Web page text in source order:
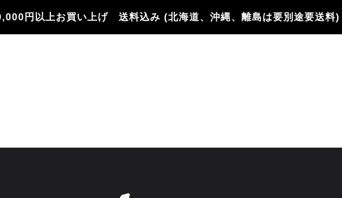
円以上お買い上げ 送料込み (北海道、沖縄、離島は要別途要送料)